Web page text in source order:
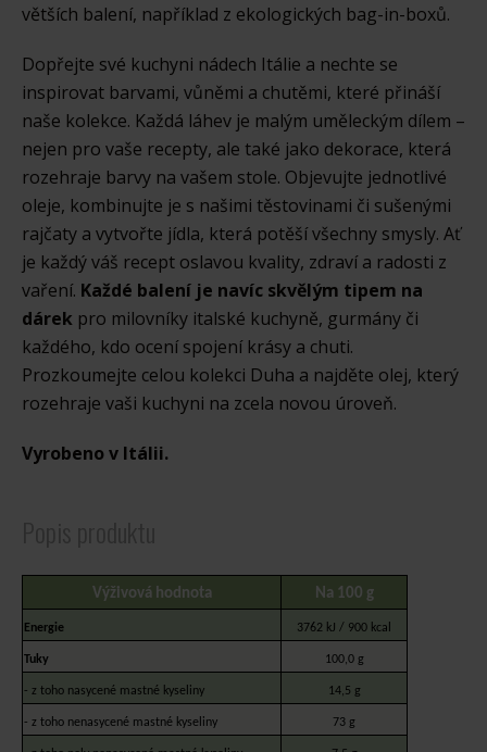
větších balení, například z ekologických bag-in-boxů.
Dopřejte své kuchyni nádech Itálie a nechte se
inspirovat barvami, vůněmi a chutěmi, které přináší
naše kolekce. Každá láhev je malým uměleckým dílem –
nejen pro vaše recepty, ale také jako dekorace, která
rozehraje barvy na vašem stole. Objevujte jednotlivé
oleje, kombinujte je s našimi těstovinami či sušenými
rajčaty a vytvořte jídla, která potěší všechny smysly. Ať
je každý váš recept oslavou kvality, zdraví a radosti z
vaření. Každé balení je navíc skvělým tipem na
dárek pro milovníky italské kuchyně, gurmány či
každého, kdo ocení spojení krásy a chuti.
Prozkoumejte celou kolekci Duha a najděte olej, který
rozehraje vaši kuchyni na zcela novou úroveň.
Vyrobeno v Itálii.
Výživová hodnota Na 100 g
Energie 3762 kJ / 900 kcal
Tuky 100,0 g
- z toho nasycené mastné kyseliny 14,5 g
- z toho nenasycené mastné kyseliny 73 g